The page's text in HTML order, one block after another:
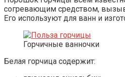
согревающим средством,
Его используют для ванн и
Горчичные ванночки
Белая горчица содержит: